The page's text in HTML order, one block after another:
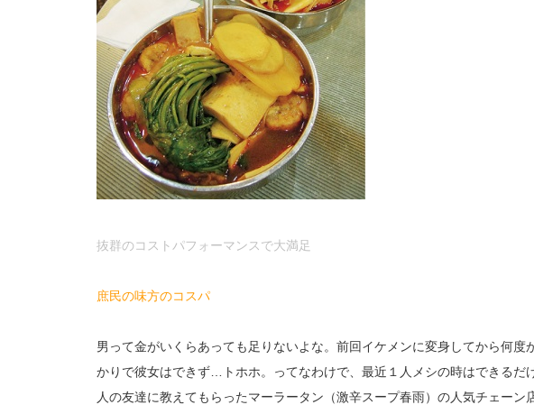
抜群のコストパフォーマンスで大満足
庶民の味方のコスパ
男って金がいくらあっても足りないよな。前回イケメンに変身してから何度
かりで彼女はできず…トホホ。ってなわけで、最近１人メシの時はできるだ
人の友達に教えてもらったマーラータン（激辛スープ春雨）の人気チェーン